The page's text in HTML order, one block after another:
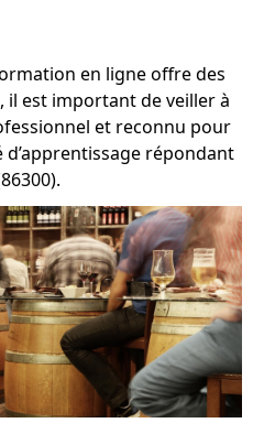
en ligne offre des
il est important de veiller à
et reconnu pour
répondant